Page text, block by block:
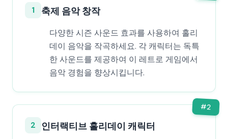
1 축제 음악 창작
다양한 시즌 사운드 효과를 사용하여 홀리
데이 음악을 작곡하세요. 각 캐릭터는 독특
한 사운드를 제공하여 이 레트로 게임에서
음악 경험을 향상시킵니다.
#2
2 인터랙티브 홀리데이 캐릭터